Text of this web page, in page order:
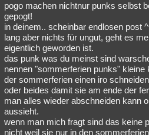
Natur Umfragen Unterhaltung
weitere Rubriken
Philosophie Träume Orte
Astronomie Helpdesk Gruppen
Musik Clash Verbesserungen
Übersichten
Besucht Teilgenommen Alle
pogo machen nichtnur punks selbst
gepogt!
in deinem.. scheinbar endlosen post
lang aber nichts für ungut, geht es
eigentlich geworden ist.
das punk was du meinst sind
nennen "sommerferien punks" kleine
der sommerferien einen iro
oder beides damit sie am ende der
man alles wieder abschneiden kann
aussieht.
wenn man mich fragt sind das keine
nicht weil sie nur in den